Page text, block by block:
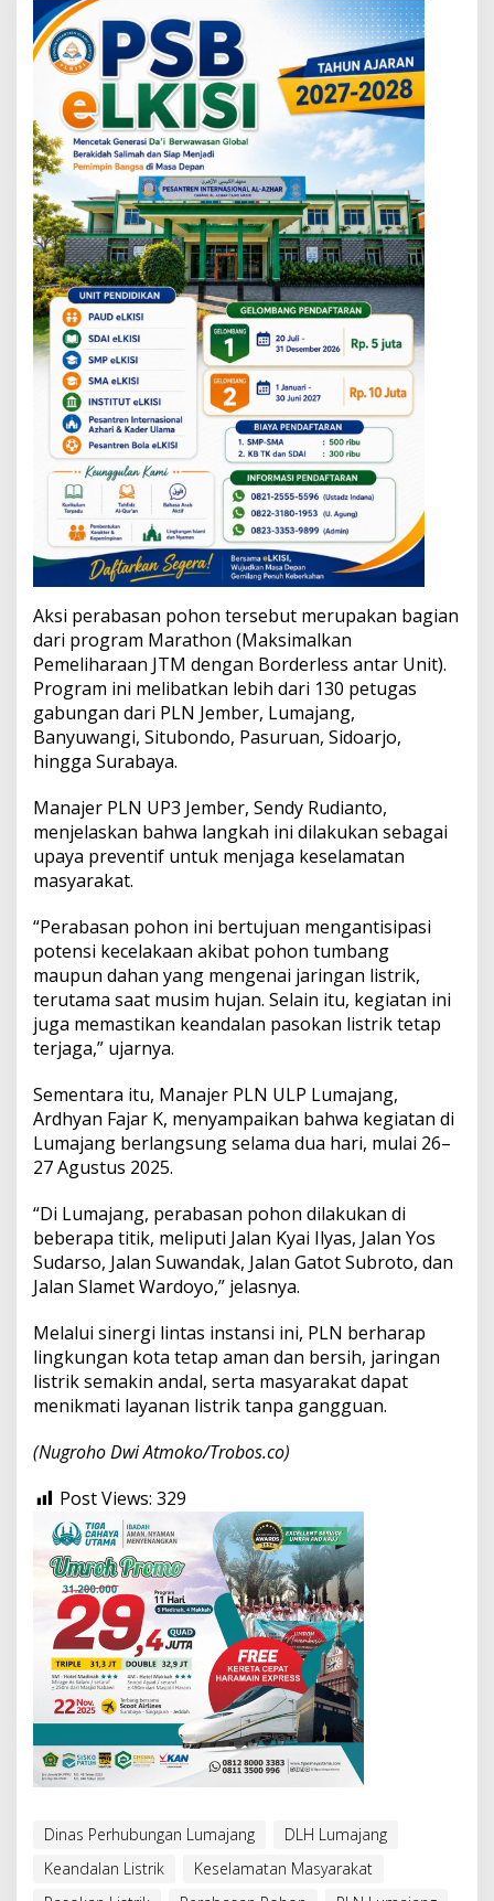
K
e
s
e
a
m
a
t
a
n
d
a
n
K
a
l
a
n
L
s
t
r
i
k
Aksi perabasan pohon tersebut merupakan bagian
dari program Marathon (Maksimalkan
Pemeliharaan JTM dengan Borderless antar Unit).
Program ini melibatkan lebih dari 130 petugas
gabungan dari PLN Jember, Lumajang,
Banyuwangi, Situbondo, Pasuruan, Sidoarjo,
hingga Surabaya.
Manajer PLN UP3 Jember, Sendy Rudianto,
menjelaskan bahwa langkah ini dilakukan sebagai
upaya preventif untuk menjaga keselamatan
masyarakat.
“Perabasan pohon ini bertujuan mengantisipasi
potensi kecelakaan akibat pohon tumbang
maupun dahan yang mengenai jaringan listrik,
terutama saat musim hujan. Selain itu, kegiatan ini
juga memastikan keandalan pasokan listrik tetap
terjaga,” ujarnya.
Sementara itu, Manajer PLN ULP Lumajang,
Ardhyan Fajar K, menyampaikan bahwa kegiatan di
Lumajang berlangsung selama dua hari, mulai 26–
27 Agustus 2025.
“Di Lumajang, perabasan pohon dilakukan di
beberapa titik, meliputi Jalan Kyai Ilyas, Jalan Yos
Sudarso, Jalan Suwandak, Jalan Gatot Subroto, dan
Jalan Slamet Wardoyo,” jelasnya.
Melalui sinergi lintas instansi ini, PLN berharap
lingkungan kota tetap aman dan bersih, jaringan
listrik semakin andal, serta masyarakat dapat
menikmati layanan listrik tanpa gangguan.
(Nugroho Dwi Atmoko/Trobos.co)
Post Views: 329
Dinas Perhubungan Lumajang
DLH Lumajang
Keandalan Listrik
Keselamatan Masyarakat